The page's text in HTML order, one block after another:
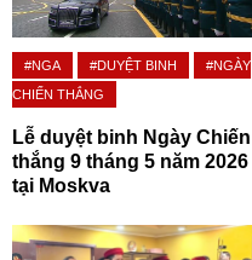
#NGA #DUYỆT BINH
#NGÀY
CHIẾN THẮNG
Lễ duyệt binh Ngày Chiến
thắng 9 tháng 5 năm 2026
tại Moskva